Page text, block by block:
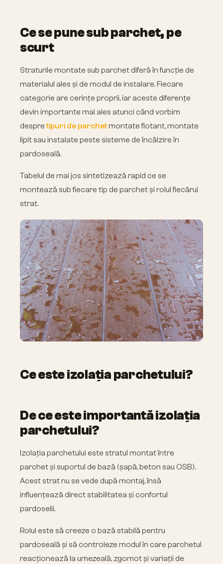
Ce se pune sub parchet, pe
scurt
Straturile montate sub parchet diferă în funcție de
materialul ales și de modul de instalare. Fiecare
categorie are cerințe proprii, iar aceste diferențe
devin importante mai ales atunci când vorbim
despretipuri de parchetmontate flotant, montate
lipit sau instalate peste sisteme de încălzire în
pardoseală.
Tabelul de mai jos sintetizează rapid ce se
montează sub fiecare tip de parchet și rolul fiecărui
strat.
Ce este izolația parchetului?
De ce este importantă izolația
parchetului?
Izolația parchetului este stratul montat între
parchet și suportul de bază (șapă, beton sau OSB).
Acest strat nu se vede după montaj, însă
influențează direct stabilitatea și confortul
pardoselii.
Rolul este să creeze o bază stabilă pentru
pardoseală și să controleze modul în care parchetul
reacționează la umezeală, zgomot și variații de